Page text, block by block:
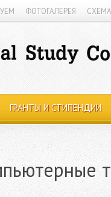
ФОТОГАЛЕРЕЯ
ГРАНТЫ И СТИПЕНДИИ